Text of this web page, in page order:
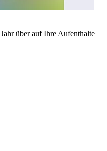
Jahr über auf Ihre Aufenthalte